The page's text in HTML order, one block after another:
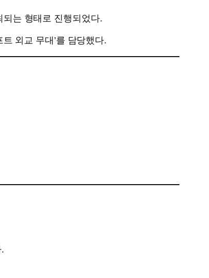
는 형태로 진행되었다.
외교 무대’를 담당했다.